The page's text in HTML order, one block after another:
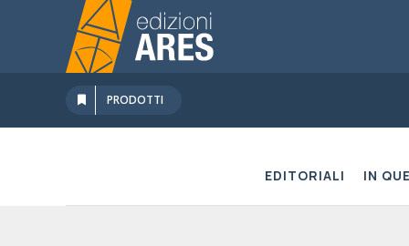
contenuto
PRODOTTI
EDITORIALI IN